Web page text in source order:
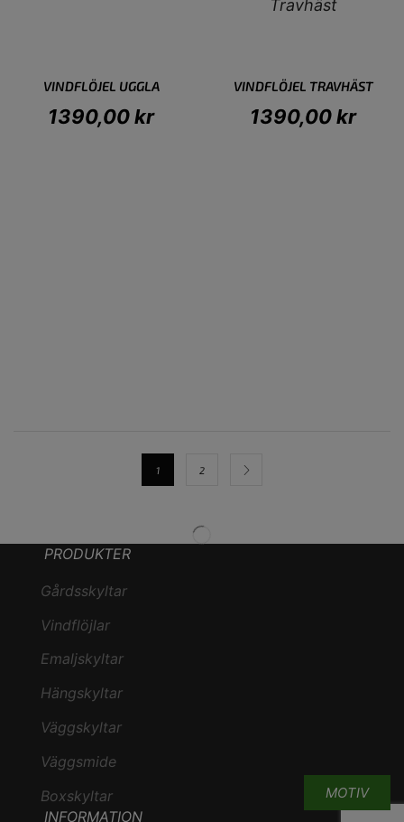
MOTIV
VINDFLÖJEL UGGLA
1390,00kr
VINDFLÖJEL TRAVHÄST
1390,00kr
1 2
PRODUKTER
Gårdsskyltar
Vindflöjlar
Emaljskyltar
Hängskyltar
Väggskyltar
Väggsmide
Boxskyltar
INFORMATION